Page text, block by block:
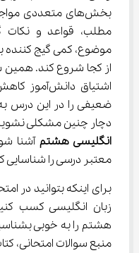
مطلب، قواعد و
اشتیاق
ضعیفی را در این درس
دچار چنین مشکلی
انگلیسی هشتم
معتبر درسی را شناسایی
زبان انگلیسی کسب
هشتم را به خوبی
منبع سوالات